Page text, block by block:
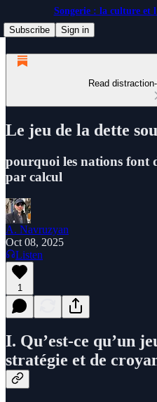
Songerie : la culture et
Subscribe
Sign in
Read
Le jeu de la dette
pourquoi les nations font
par calcul
A. Navruzyan
Oct 08, 2025
Listen
1
I. Qu’est-ce qu’un
stratégie et de